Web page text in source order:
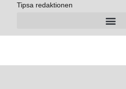
Tipsa redaktionen